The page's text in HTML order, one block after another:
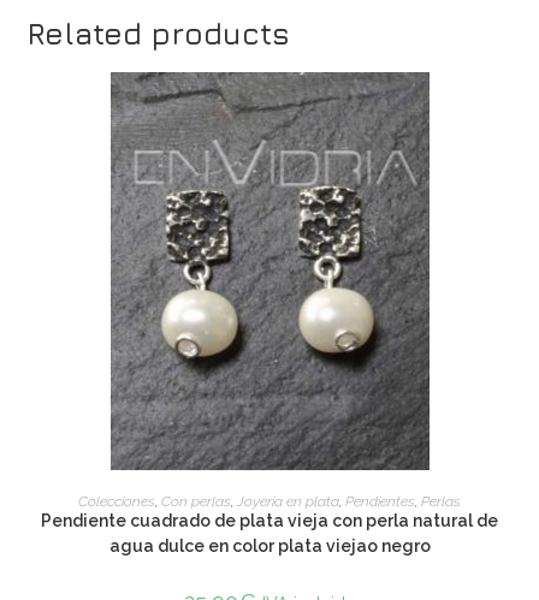
Related products
ADD TO CART
Colecciones, Con perlas, Joyería en plata, Pendientes, Perlas
Pendiente cuadrado de plata vieja con perla natural de
agua dulce en color plata viejao negro